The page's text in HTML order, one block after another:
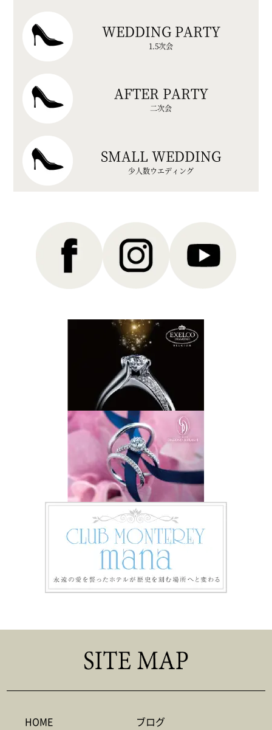
WEDDING PARTY
1.5次会
AFTER PARTY
二次会
SMALL WEDDING
少人数ウエディング
HOME
ブログ